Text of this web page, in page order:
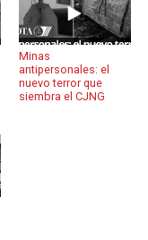
Minas
antipersonales: el
nuevo terror que
siembra el CJNG